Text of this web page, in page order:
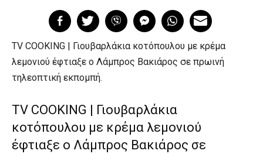
TV COOKING | Γιουβαρλάκια κοτόπουλου με κρέμα
λεμονιού έφτιαξε ο Λάμπρος Βακιάρος σε πρωινή
τηλεοπτική εκπομπή.
TV COOKING | Γιουβαρλάκια
κοτόπουλου με κρέμα λεμονιού
έφτιαξε ο Λάμπρος Βακιάρος σε